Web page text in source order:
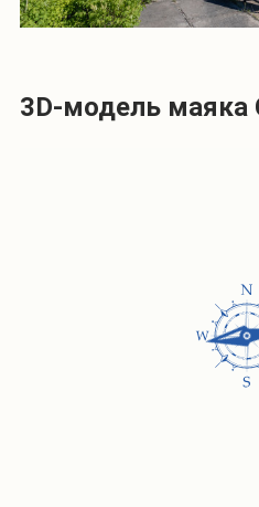
3D-модель маяка